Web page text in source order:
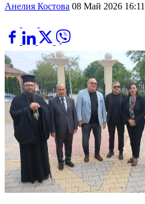
Анелия Костова 08 Май 2026